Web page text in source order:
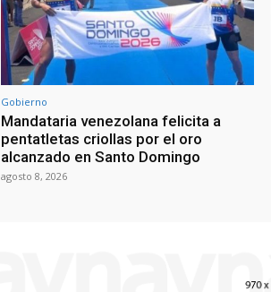
Gobierno
Mandataria venezolana felicita a
pentatletas criollas por el oro
alcanzado en Santo Domingo
agosto 8, 2026